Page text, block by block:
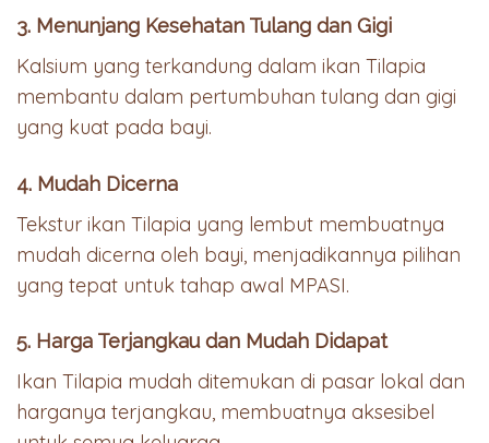
3. Menunjang Kesehatan Tulang dan Gigi
Kalsium yang terkandung dalam ikan Tilapia
membantu dalam pertumbuhan tulang dan gigi
yang kuat pada bayi.
4. Mudah Dicerna
Tekstur ikan Tilapia yang lembut membuatnya
mudah dicerna oleh bayi, menjadikannya pilihan
yang tepat untuk tahap awal MPASI.
5. Harga Terjangkau dan Mudah Didapat
Ikan Tilapia mudah ditemukan di pasar lokal dan
harganya terjangkau, membuatnya aksesibel